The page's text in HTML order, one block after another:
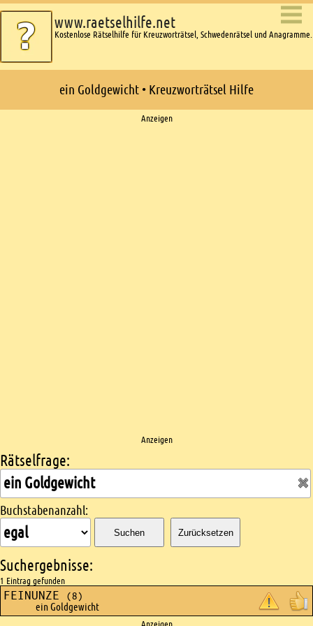
www.raetselhilfe.net
Kostenlose Rätselhilfe für Kreuzworträtsel, Schwedenrätsel und Anagramme.
ein Goldgewicht • Kreuzworträtsel Hilfe
Anzeigen
Anzeigen
Kreuzworträtsel suchen
Rätselfrage:
Buchstabenanzahl:
Suchen Zurücksetzen
Suchergebnisse:
1 Eintrag gefunden
FEINUNZE (8)
ein Goldgewicht